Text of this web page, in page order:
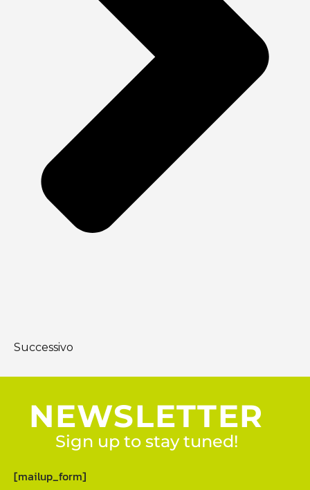
Successivo
NEWSLETTER
Sign up to stay tuned!
[mailup_form]